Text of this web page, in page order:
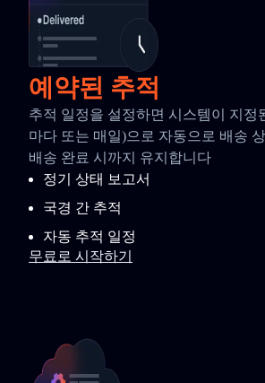
예약된 추적
추적 일정을 설정하면 시스템이 지정
마다 또는 매일)으로 자동으로 배송
배송 완료 시까지 유지합니다
정기 상태 보고서
국경 간 추적
자동 추적 일정
무료로 시작하기